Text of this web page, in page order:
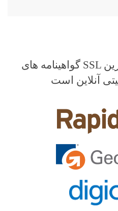
گواهینامه های SSL ما از برخی از معتبرترین